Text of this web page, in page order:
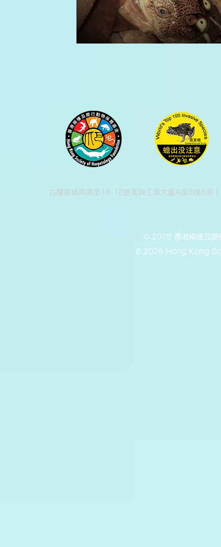
九龍觀塘興業街16-18號美興工業大廈A座3樓8室 |
© 2026 香港兩棲及爬
© 2026 Hong Kong